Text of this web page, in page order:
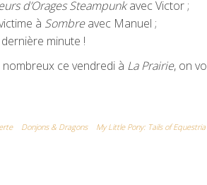
d’Orages Steampunkavec Victor ;
à Sombreavec Manuel ;
minute !
ce vendredi à La Prairie, on
Donjons & Dragons My Little Pony: Tails of Equestria